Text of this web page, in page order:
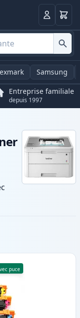
Panier
Samsung
Entreprise familiale
depuis 1997
puce